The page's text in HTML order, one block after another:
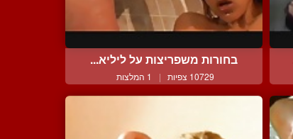
בחורות משפריצות על ליליא...
10729 צפיות | 1 המלצות